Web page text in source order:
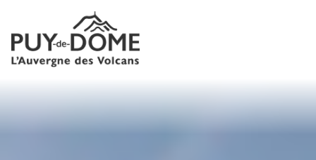
Panneau de gestion des cookies